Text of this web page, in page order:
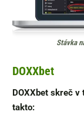
Stávka
DOXXbet
DOXXbet skreč v
takto: